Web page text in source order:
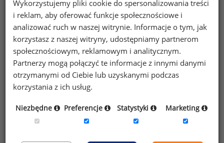
Chcesz na bieżąco śledzić najnowsze informacje o
wynagrodzeniach?
Zapisz się do newslettera!
Wyrażam zgodę na przetwarzanie moich
danych osobowych zawartych w
Wykorzystujemy pliki cookie do spersonalizowania treści
i reklam, aby oferować funkcje społecznościowe i
analizować ruch w naszej witrynie. Informacje o tym, jak
korzystasz z naszej witryny, udostępniamy partnerom
społecznościowym, reklamowym i analitycznym.
Partnerzy mogą połączyć te informacje z innymi danymi
otrzymanymi od Ciebie lub uzyskanymi podczas
korzystania z ich usług.
Niezbędne Preferencje Statystyki Marketing